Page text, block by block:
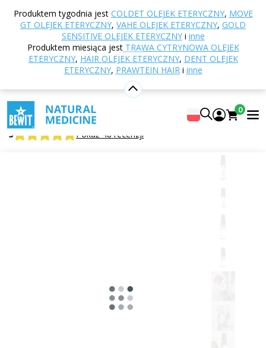
Produktem tygodnia jest COLDET OLEJEK ETERYCZNY, MOVE
GT OLEJEK ETERYCZNY, VAHE OLEJEK ETERYCZNY, GOLD
SENSITIVE OLEJEK ETERYCZNYi inne
Produktem miesiąca jest TRAWA CYTRYNOWA OLEJEK
ETERYCZNY, HAIR OLEJEK ETERYCZNY, DENT OLEJEK
ETERYCZNY, PRAWTEIN HAIRi inne
0
Strona główna
eteryczne
Mieszanki olejków eterycznych
Relax
olejek eteryczny
Relax olejek eteryczny
W 100% czysta i naturalna mieszanka olejków
eterycznych w jakości CTEO®
5 Pokaż 48 recenzji